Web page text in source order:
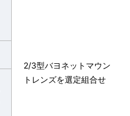
2/3型バヨネットマウン
トレンズを選定組合せ